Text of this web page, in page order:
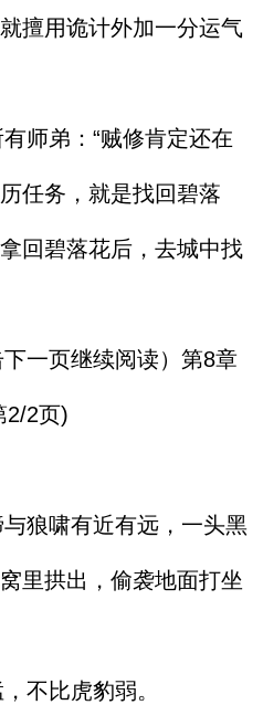
擅用诡计外加一分运气
师弟：“贼修肯定还在
任务，就是找回碧落
回碧落花后，去城中找
一页继续阅读）第8章
2/2页)
狼啸有近有远，一头黑
里拱出，偷袭地面打坐
不比虎豹弱。